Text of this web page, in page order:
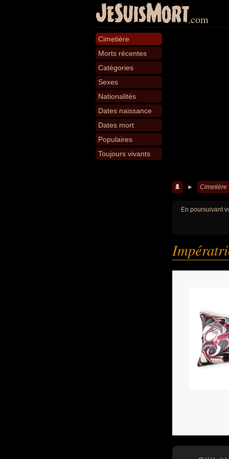
JeSuisMort.com
Cimetière
Morts récentes
Catégories
Sexes
Nationalités
Dates naissance
Dates mort
Populaires
Toujours vivants
► Cimetière
En poursuivant